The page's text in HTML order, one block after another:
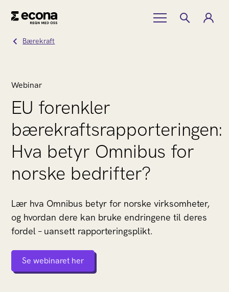
Bærekraft
Webinar
EU forenkler
bærekraftsrapporteringen:
Hva betyr Omnibus for
norske bedrifter?
Lær hva Omnibus betyr for norske virksomheter,
og hvordan dere kan bruke endringene til deres
fordel – uansett rapporteringsplikt.
Se webinaret her